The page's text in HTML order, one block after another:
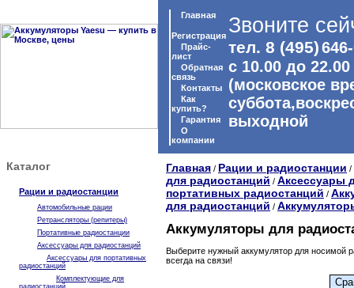
Главная
Регистрация
Прайс-
лист
Обратная
связь
Контакты
Как
купить?
Гарантия
O
компании
Звоните
тел. 8 (495)
с 10.00 до 22.00
(московское
выходной
Каталог
Рации и радиостанции
Автомобильные рации
Ретрансляторы (репитеры)
Портативные радиостанции
Аксессуары для радиостанций
Аксессуары для портативных
радиостанций
Комплектующие для
радиостанций
Главная / Рации и радиостанции /
для радиостанций / Аксессуары
портативных радиостанций /
для радиостанций /
Аккумуляторы для
Выберите нужный аккумулятор для носимой
всегда на связи!